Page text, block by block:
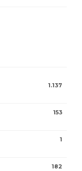
1.137
153
1
182